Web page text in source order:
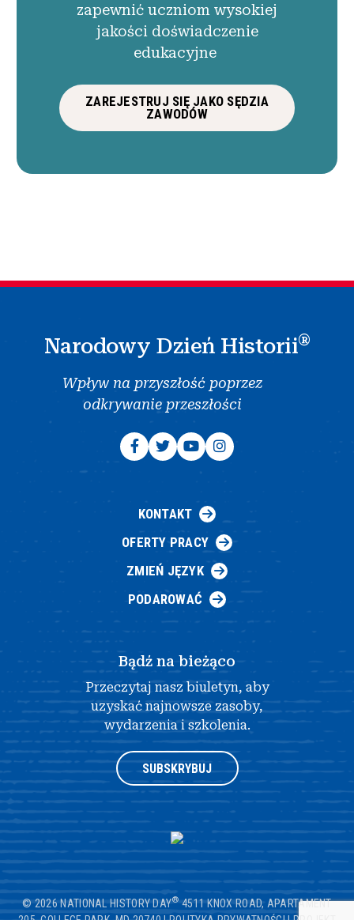
zapewnić uczniom wysokiej
jakości doświadczenie
edukacyjne
ZAREJESTRUJ SIĘ JAKO SĘDZIA
ZAWODÓW
Narodowy Dzień Historii®
Wpływ na przyszłość poprzez
odkrywanie przeszłości
KONTAKT
OFERTY PRACY
ZMIEŃ JĘZYK
PODAROWAĆ
Bądź na bieżąco
Przeczytaj nasz biuletyn, aby
uzyskać najnowsze zasoby,
wydarzenia i szkolenia.
SUBSKRYBUJ
© 2026 NATIONAL HISTORY DAY® 4511 KNOX ROAD, APARTAMENT